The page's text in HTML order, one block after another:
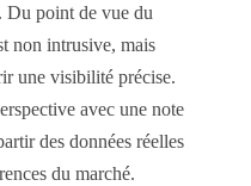
Du point de vue du
non intrusive, mais
une visibilité précise.
avec une note
des données réelles
du marché.